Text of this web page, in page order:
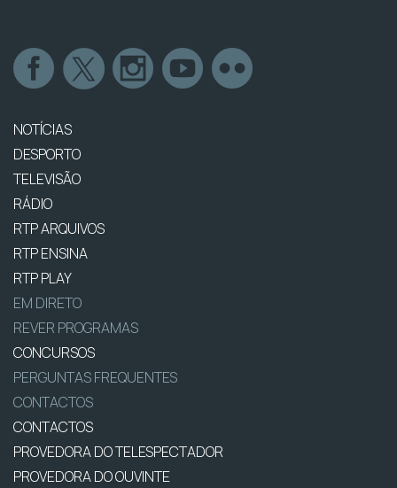
NOTÍCIAS
DESPORTO
TELEVISÃO
RÁDIO
RTP ARQUIVOS
RTP ENSINA
RTP PLAY
EM DIRETO
REVER PROGRAMAS
CONCURSOS
PERGUNTAS FREQUENTES
CONTACTOS
CONTACTOS
PROVEDORA DO TELESPECTADOR
PROVEDORA DO OUVINTE